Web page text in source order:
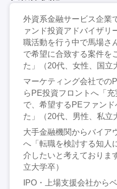
外資系金融サービス企業
ァンド投資アドバイザリ
職活動を行う中で馬場さ
で希望に合致する案件を
た」（20代、女性、国立
マーケティング会社での
らPE投資フロントへ「
で、希望するPEファン
た」（20代、男性、私立
大手金融機関からバイア
へ「転職を検討する知人
介したいと考えておりま
立大学卒）
IPO・上場支援会社から